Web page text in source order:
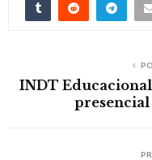
INDT
presencial